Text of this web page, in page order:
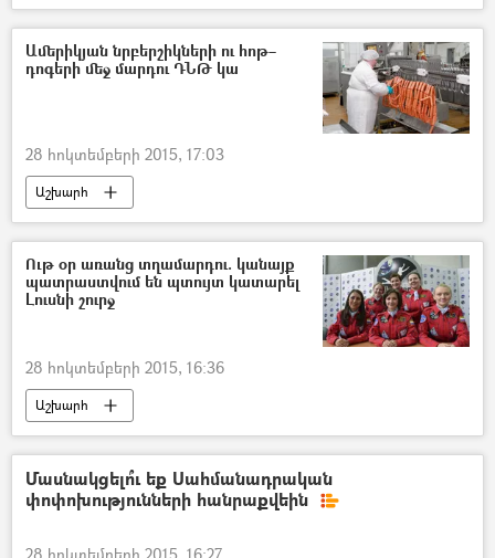
Քաղաքականություն
Ամերիկյան նրբերշիկների ու հոթ–
դոգերի մեջ մարդու ԴՆԹ կա
28 հոկտեմբերի 2015, 17:03
Աշխարհ
Ութ օր առանց տղամարդու. կանայք
պատրաստվում են պտույտ կատարել
Լուսնի շուրջ
28 հոկտեմբերի 2015, 16:36
Աշխարհ
Մասնակցելո՞ւ եք Սահմանադրական
փոփոխությունների հանրաքվեին